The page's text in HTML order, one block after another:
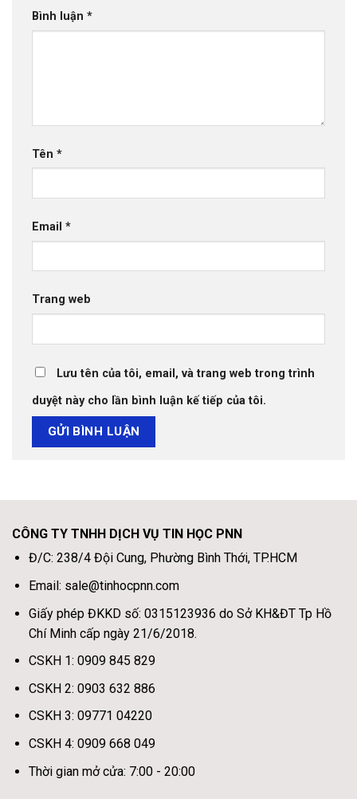
Bình luận *
Tên *
Email *
Trang web
Lưu tên của tôi, email, và trang web trong trình
duyệt này cho lần bình luận kế tiếp của tôi.
CÔNG TY TNHH DỊCH VỤ TIN HỌC PNN
Đ/C: 238/4 Đội Cung, Phường Bình Thới, TP.HCM
Email: sale@tinhocpnn.com
Giấy phép ĐKKD số: 0315123936 do Sở KH&ĐT Tp Hồ
Chí Minh cấp ngày 21/6/2018.
CSKH 1: 0909 845 829
CSKH 2: 0903 632 886
CSKH 3: 09771 04220
CSKH 4: 0909 668 049
Thời gian mở cửa: 7:00 - 20:00